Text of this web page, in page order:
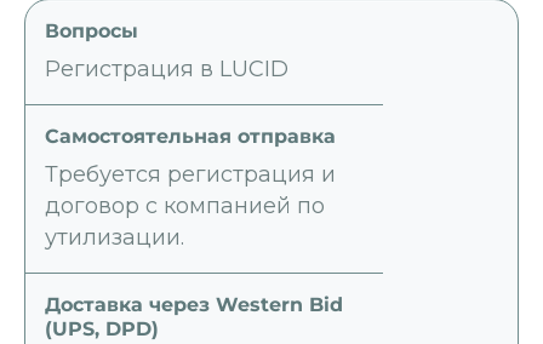
Регистрация в LUCID
Требуется регистрация и
договор с компанией по
утилизации.